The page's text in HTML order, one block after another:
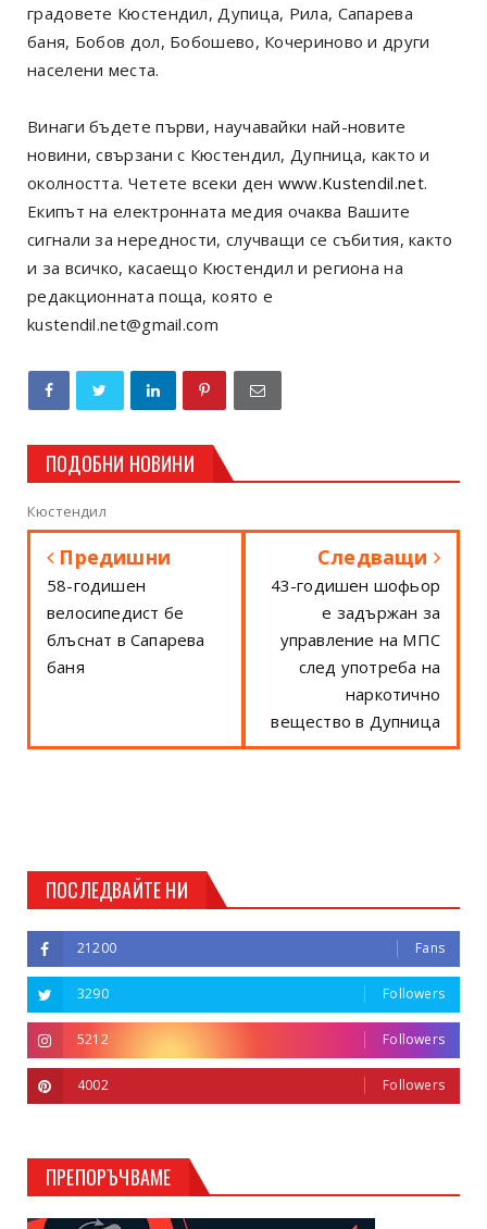
градовете Кюстендил, Дупица, Рила, Сапарева
баня, Бобов дол, Бобошево, Кочериново и други
населени места.
Винаги бъдете първи, научавайки най-новите
новини, свързани с Кюстендил, Дупница, както и
околността. Четете всеки ден www.Kustendil.net.
Екипът на електронната медия очаква Вашите
сигнали за нередности, случващи се събития, както
и за всичко, касаещо Кюстендил и региона на
редакционната поща, която е
kustendil.net@gmail.com
ПОДОБНИ НОВИНИ
Кюстендил
Предишни
58-годишен
велосипедист бе
блъснат в Сапарева
баня
Следващи
43-годишен шофьор
е задържан за
управление на МПС
след употреба на
наркотично
вещество в Дупница
ПОСЛЕДВАЙТЕ НИ
21200 Fans
3290 Followers
5212 Followers
4002 Followers
ПРЕПОРЪЧВАМЕ